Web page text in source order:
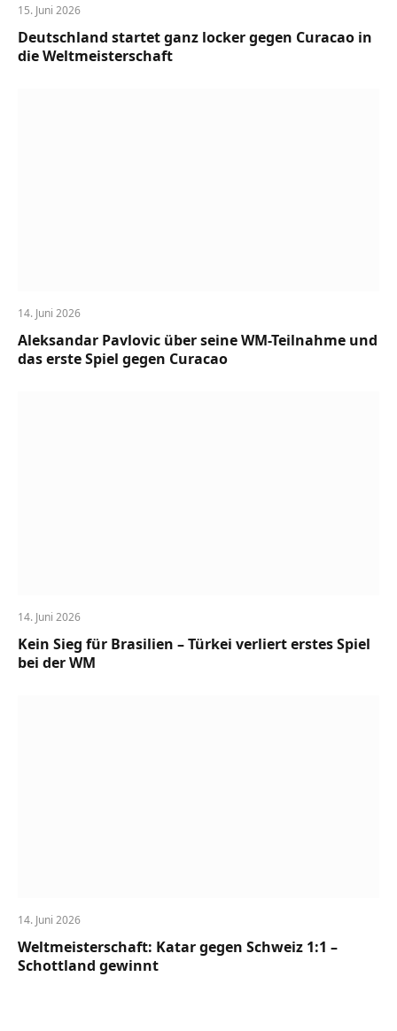
15. Juni 2026
Deutschland startet ganz locker gegen Curacao in
die Weltmeisterschaft
14. Juni 2026
Aleksandar Pavlovic über seine WM-Teilnahme und
das erste Spiel gegen Curacao
14. Juni 2026
Kein Sieg für Brasilien – Türkei verliert erstes Spiel
bei der WM
14. Juni 2026
Weltmeisterschaft: Katar gegen Schweiz 1:1 –
Schottland gewinnt